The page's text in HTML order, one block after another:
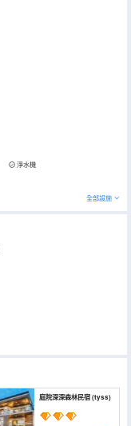
淨水機
全部設施
庭院深深森林民宿 (tyss)